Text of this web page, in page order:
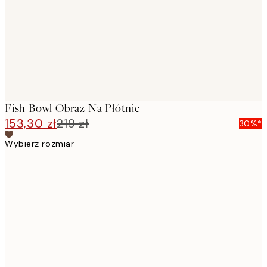
Fish Bowl Obraz Na Płótnie
153,30 zł219 zł
30%*
Wybierz rozmiar